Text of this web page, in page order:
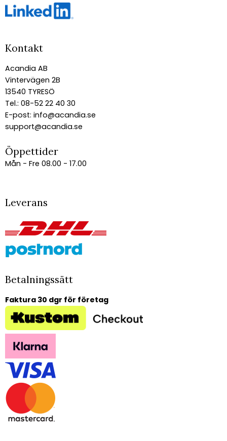
Kontakt
Acandia AB
Vintervägen 2B
13540 TYRESÖ
Tel.: 08-52 22 40 30
E-post: info@acandia.se
support@acandia.se
Öppettider
Mån - Fre 08.00 - 17.00
Leverans
Betalningssätt
Faktura 30 dgr för företag